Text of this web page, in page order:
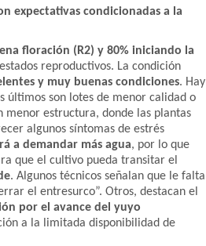
expectativas condicionadas a la
floración (R2) y 80% iniciando la
reproductivos. La condición
y muy buenas condiciones. Hay
últimos son lotes de menor calidad o
menor estructura, donde las plantas
algunos síntomas de estrés
a demandar más agua, por lo que
que el cultivo pueda transitar el
. Algunos técnicos señalan que le falta
el entresurco”. Otros, destacan el
por el avance del yuyo
a la limitada disponibilidad de